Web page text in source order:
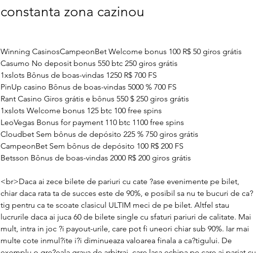
constanta zona cazinou
Winning CasinosCampeonBet Welcome bonus 100 R$ 50 giros grátis
Casumo No deposit bonus 550 btc 250 giros grátis
1xslots Bônus de boas-vindas 1250 R$ 700 FS
PinUp casino Bônus de boas-vindas 5000 % 700 FS
Rant Casino Giros grátis e bônus 550 $ 250 giros grátis
1xslots Welcome bonus 125 btc 100 free spins
LeoVegas Bonus for payment 110 btc 1100 free spins
Cloudbet Sem bônus de depósito 225 % 750 giros grátis
CampeonBet Sem bônus de depósito 100 R$ 200 FS
Betsson Bônus de boas-vindas 2000 R$ 200 giros grátis
<br>Daca ai zece bilete de pariuri cu cate ?ase evenimente pe bilet,
chiar daca rata ta de succes este de 90%, e posibil sa nu te bucuri de ca?
tig pentru ca te scoate clasicul ULTIM meci de pe bilet. Altfel stau
lucrurile daca ai juca 60 de bilete single cu sfaturi pariuri de calitate. Mai
mult, intra in joc ?i payout-urile, care pot fi uneori chiar sub 90%. Iar mai
multe cote inmul?ite i?i diminueaza valoarea finala a ca?tigului. De